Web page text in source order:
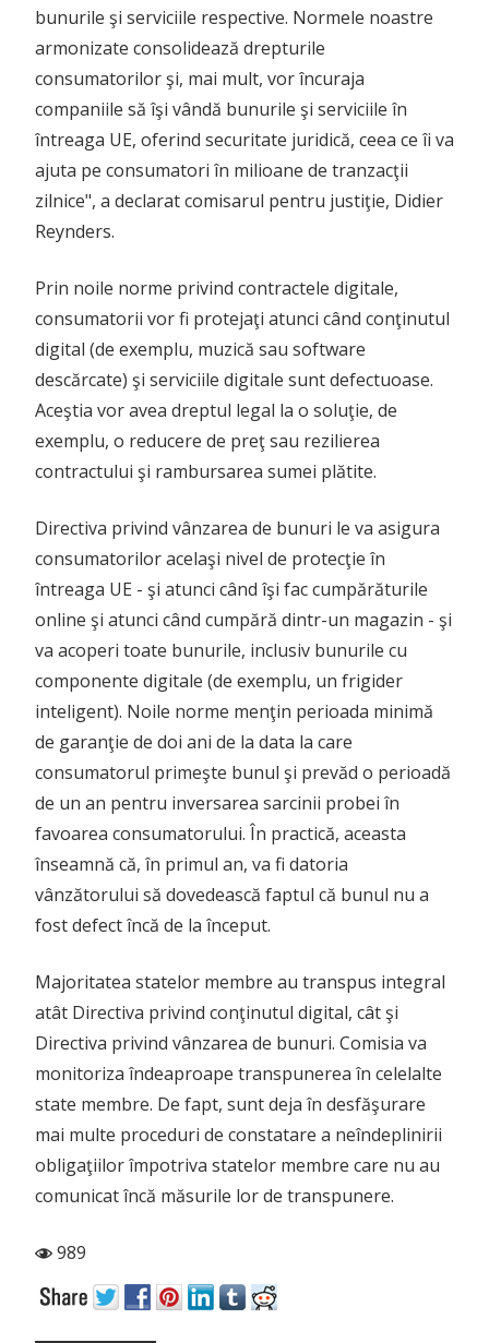
bunurile şi serviciile respective. Normele noastre
armonizate consolidează drepturile
consumatorilor şi, mai mult, vor încuraja
companiile să îşi vândă bunurile şi serviciile în
întreaga UE, oferind securitate juridică, ceea ce îi va
ajuta pe consumatori în milioane de tranzacţii
zilnice", a declarat comisarul pentru justiţie, Didier
Reynders.
Prin noile norme privind contractele digitale,
consumatorii vor fi protejaţi atunci când conţinutul
digital (de exemplu, muzică sau software
descărcate) şi serviciile digitale sunt defectuoase.
Aceştia vor avea dreptul legal la o soluţie, de
exemplu, o reducere de preţ sau rezilierea
contractului şi rambursarea sumei plătite.
Directiva privind vânzarea de bunuri le va asigura
consumatorilor acelaşi nivel de protecţie în
întreaga UE - şi atunci când îşi fac cumpărăturile
online şi atunci când cumpără dintr-un magazin - şi
va acoperi toate bunurile, inclusiv bunurile cu
componente digitale (de exemplu, un frigider
inteligent). Noile norme menţin perioada minimă
de garanţie de doi ani de la data la care
consumatorul primeşte bunul şi prevăd o perioadă
de un an pentru inversarea sarcinii probei în
favoarea consumatorului. În practică, aceasta
înseamnă că, în primul an, va fi datoria
vânzătorului să dovedească faptul că bunul nu a
fost defect încă de la început.
Majoritatea statelor membre au transpus integral
atât Directiva privind conţinutul digital, cât şi
Directiva privind vânzarea de bunuri. Comisia va
monitoriza îndeaproape transpunerea în celelalte
state membre. De fapt, sunt deja în desfăşurare
mai multe proceduri de constatare a neîndeplinirii
obligaţiilor împotriva statelor membre care nu au
comunicat încă măsurile lor de transpunere.
989